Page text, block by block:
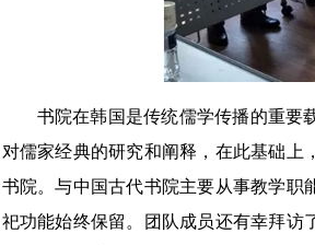
书院在韩国是传统儒学传播的重要
对儒家经典的研究和阐释，在此基础
书院。与中国古代书院主要从事教学职
祀功能始终保留。团队成员还有幸拜访